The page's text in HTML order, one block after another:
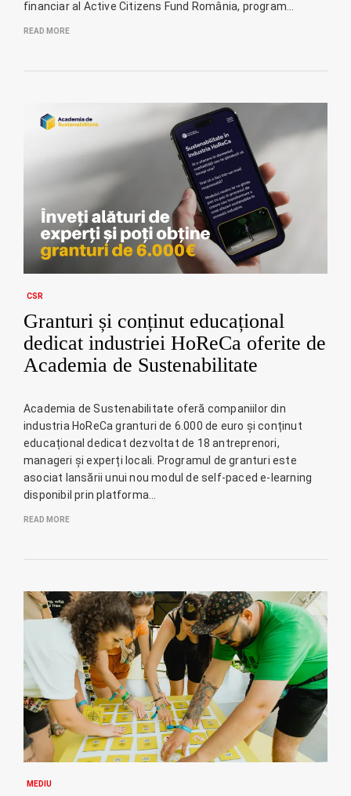
financiar al Active Citizens Fund România, program…
READ MORE
CSR
Granturi și conținut educațional
dedicat industriei HoReCa oferite de
Academia de Sustenabilitate
Academia de Sustenabilitate oferă companiilor din
industria HoReCa granturi de 6.000 de euro și conținut
educațional dedicat dezvoltat de 18 antreprenori,
manageri și experți locali. Programul de granturi este
asociat lansării unui nou modul de self-paced e-learning
disponibil prin platforma…
READ MORE
MEDIU